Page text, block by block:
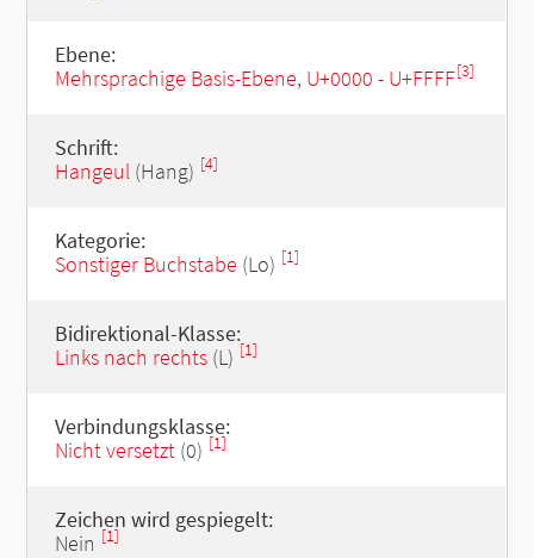
Ebene:
Mehrsprachige Basis-Ebene, U+0000 - U+FFFF[3]
Schrift:
Hangeul(Hang) [4]
Kategorie:
Sonstiger Buchstabe (Lo) [1]
Bidirektional-Klasse:
Links nach rechts(L) [1]
Verbindungsklasse:
Nicht versetzt(0) [1]
Zeichen wird gespiegelt:
Nein [1]